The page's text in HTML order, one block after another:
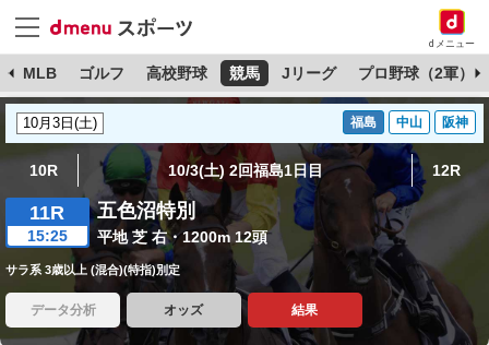
dメニュー
MLB ゴルフ 高校野球 競馬 Jリーグ プロ野球（2軍）
福島 中山 阪神
10R 10/3(土) 2回福島1日目 12R
11R
15:25
五色沼特別
平地 芝 右・1200m 12頭
サラ系 3歳以上 (混合)(特指)別定
データ分析 オッズ 結果